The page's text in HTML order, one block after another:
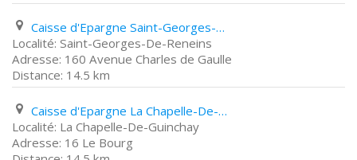
Caisse d'Epargne Saint-Georges-De-Reneins 160 Avenue Charles de Gaulle
Saint-Georges-De-Reneins
160 Avenue Charles de Gaulle
14.5 km
Caisse d'Epargne La Chapelle-De-Guinchay 16 Le Bourg
La Chapelle-De-Guinchay
16 Le Bourg